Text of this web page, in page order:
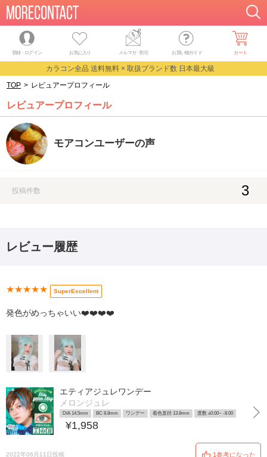
登録・ログイン お気に入り メルマガ・割引 お買い物ガイド カート
カラコン全品 送料無料 × 取扱ブランド数 日本最大級
TOP > レビュアープロフィール
レビュアープロフィール
モアコンユーザーの声
投稿件数 3
レビュー履歴
★★★★★ SuperExcellent
発色がめっちゃいい❤️❤️❤️❤️
エティアジュレワンデー
メロンジュレ
DIA 14.5mm BC 8.8mm ワンデー 着色直径 13.8mm 度数 ±0.00~ -8.00
¥1,958
2022年06月11日投稿 1参考になった